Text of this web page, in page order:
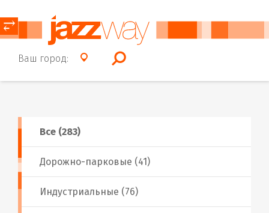
Ваш город:
⥂
Все (283)
Дорожно-парковые (41)
Индустриальные (76)